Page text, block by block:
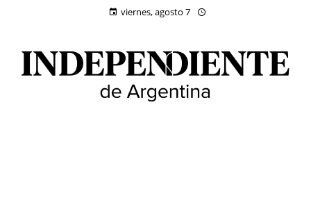
viernes, agosto 7